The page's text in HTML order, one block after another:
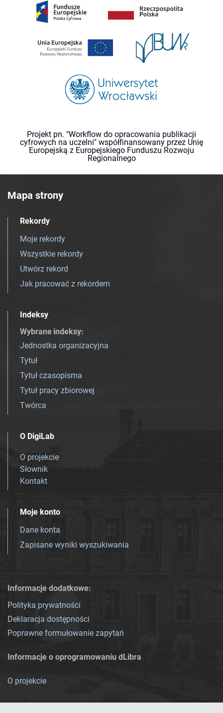
Projekt pn. "Workflow do opracowania publikacji
cyfrowych na uczelni" współfinansowany przez Unię
Europejską z Europejskiego Funduszu Rozwoju
Regionalnego
Mapa strony
Rekordy
Moje rekordy
Wszystkie rekordy
Utwórz rekord
Jak pracować z rekordem
Indeksy
Wybrane indeksy:
Jednostka organizacyjna
Tytuł
Tytuł czasopisma
Tytuł pracy zbiorowej
Twórca
O DigiLab
O projekcie
Słownik
Kontakt
Moje konto
Dane konta
Zapisane wyniki wyszukiwania
Informacje dodatkowe:
Polityka prywatności
Deklaracja dostępności
Poprawne formułowanie zapytań
Informacje o oprogramowaniu dLibra
O projekcie